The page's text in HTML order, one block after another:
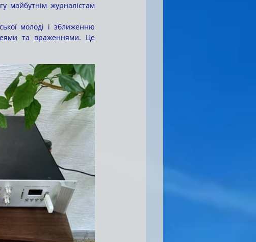
майбутнім журналістам
та враженнями. Це